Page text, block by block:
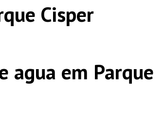
Cisper
agua em Parque